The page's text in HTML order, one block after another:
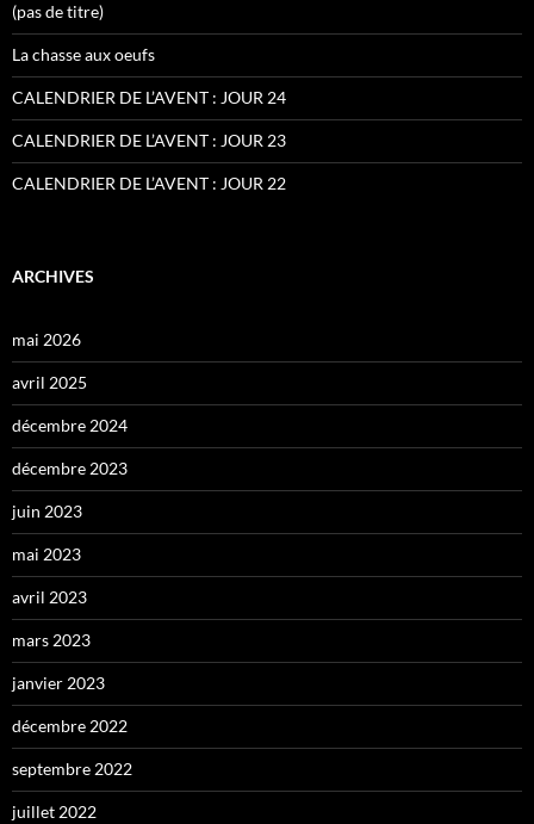
(pas de titre)
La chasse aux oeufs
CALENDRIER DE L’AVENT : JOUR 24
CALENDRIER DE L’AVENT : JOUR 23
CALENDRIER DE L’AVENT : JOUR 22
ARCHIVES
mai 2026
avril 2025
décembre 2024
décembre 2023
juin 2023
mai 2023
avril 2023
mars 2023
janvier 2023
décembre 2022
septembre 2022
juillet 2022